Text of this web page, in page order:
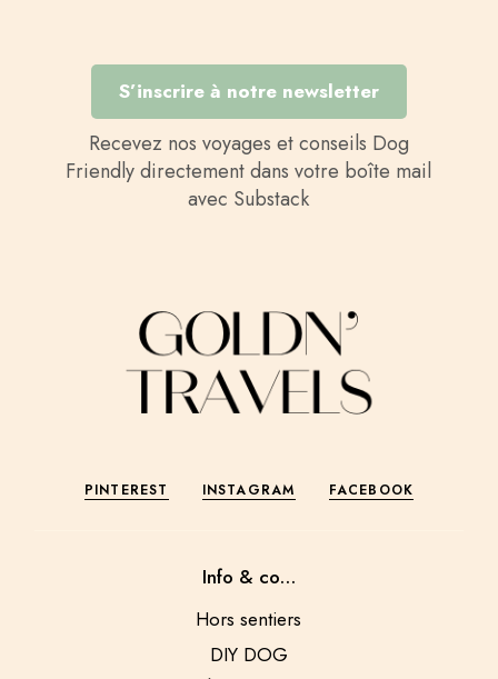
S’inscrire à notre newsletter
Recevez nos voyages et conseils Dog
Friendly directement dans votre boîte mail
avec Substack
PINTEREST INSTAGRAM FACEBOOK
Info & co…
Hors sentiers
DIY DOG